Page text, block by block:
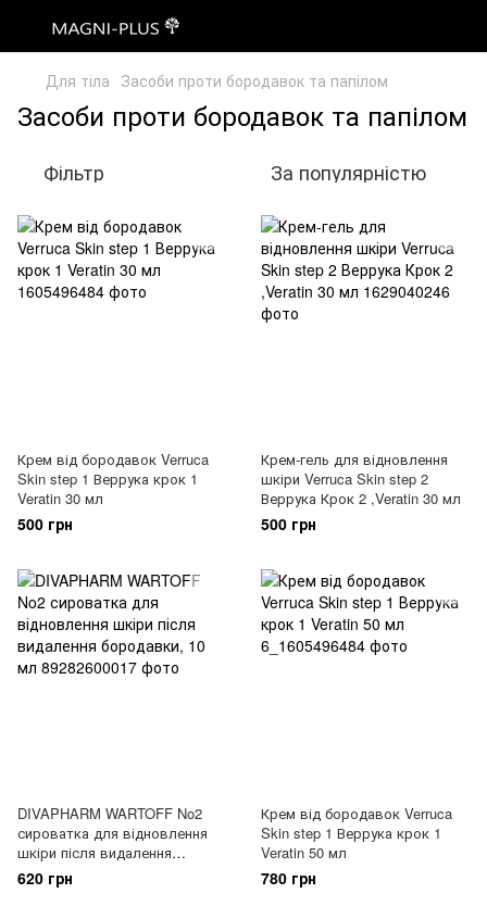
Для тіла Засоби проти бородавок та папілом
Засоби проти бородавок та папілом
Фільтр За популярністю
Крем від бородавок Verruca
Skin step 1 Веррука крок 1
Veratin 30 мл
500 грн
Крем-гель для відновлення
шкіри Verruca Skin step 2
Веррука Крок 2 ,Veratin 30 мл
500 грн
DIVAPHARM WARTOFF No2
сироватка для відновлення
шкіри після видалення
бородавки, 10 мл
620 грн
Крем від бородавок Verruca
Skin step 1 Веррука крок 1
Veratin 50 мл
780 грн